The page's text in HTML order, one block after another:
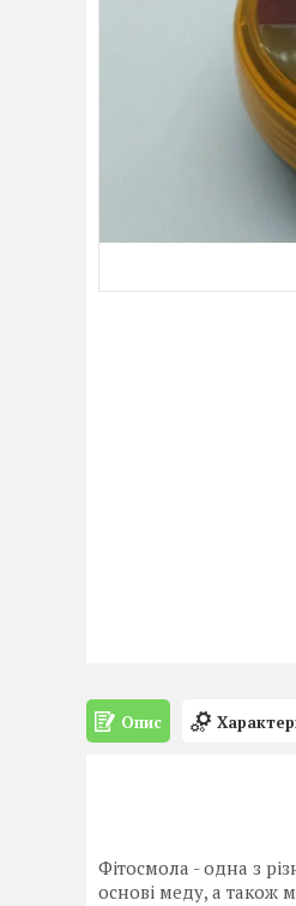
Опис
Фітосмола - одна з
основі меду, а також